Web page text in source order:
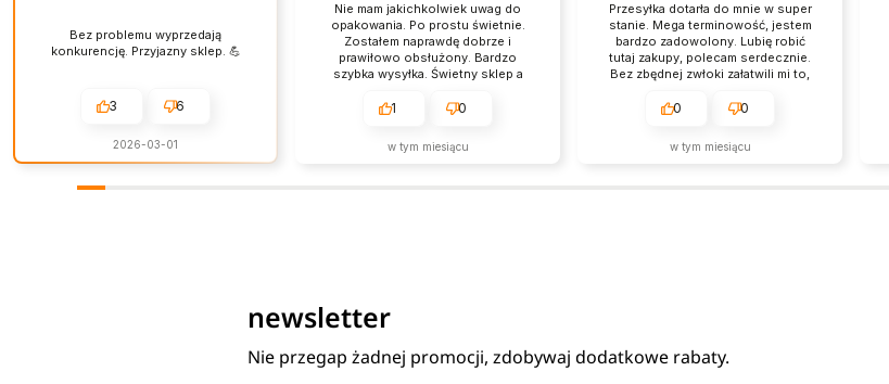
Bez problemu wyprzedają
konkurencję. Przyjazny sklep. 💪
3 6
2026-03-01
Nie mam jakichkolwiek uwag do
opakowania. Po prostu świetnie.
Zostałem naprawdę dobrze i
prawiłowo obsłużony. Bardzo
szybka wysyłka. Świetny sklep a
poziomie.
1 0
w tym miesiącu
Przesyłka dotarła do mnie w super
stanie. Mega terminowość, jestem
bardzo zadowolony. Lubię robić
tutaj zakupy, polecam serdecznie.
Bez zbędnej zwłoki załatwili mi to,
0 0
w tym miesiącu
newsletter
Nie przegap żadnej promocji, zdobywaj dodatkowe rabaty.